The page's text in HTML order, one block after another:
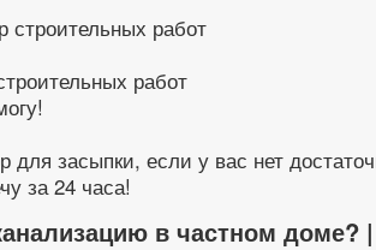
работ
засыпки, если у вас нет
за 24 часа!
в частном доме?